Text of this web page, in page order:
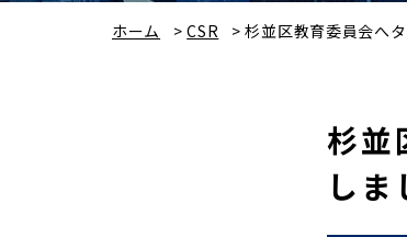
ホーム >CSR >杉並区教育委員会へ
杉並
しま